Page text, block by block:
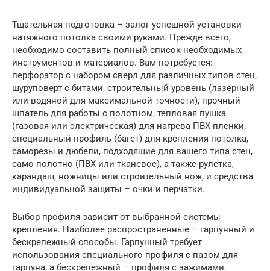
Тщательная подготовка – залог успешной установки
натяжного потолка своими руками. Прежде всего,
необходимо составить полный список необходимых
инструментов и материалов. Вам потребуется:
перфоратор с набором сверл для различных типов стен,
шуруповерт с битами, строительный уровень (лазерный
или водяной для максимальной точности), прочный
шпатель для работы с полотном, тепловая пушка
(газовая или электрическая) для нагрева ПВХ-пленки,
специальный профиль (багет) для крепления потолка,
саморезы и дюбели, подходящие для вашего типа стен,
само полотно (ПВХ или тканевое), а также рулетка,
карандаш, ножницы или строительный нож, и средства
индивидуальной защиты – очки и перчатки.
Выбор профиля зависит от выбранной системы
крепления. Наиболее распространенные – гарпунный и
бескрепежный способы. Гарпунный требует
использования специального профиля с пазом для
гарпуна, а бескрепежный – профиля с зажимами.